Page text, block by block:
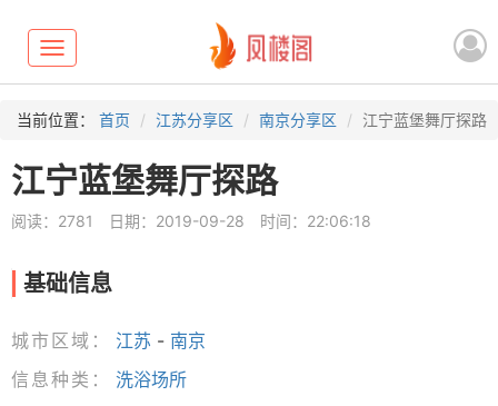
Toggle
navigation
当前位置： 首页 江苏分享区 南京分享区 江宁蓝堡舞厅探路
江宁蓝堡舞厅探路
阅读：2781 日期：2019-09-28 时间：22:06:18
基础信息
城市区域： 江苏 - 南京
信息种类：
洗浴场所